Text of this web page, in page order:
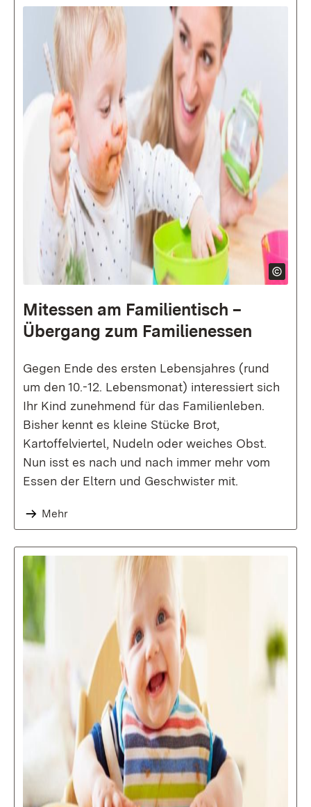
Mitessen am Familien­tisch –
Übergang zum Familien­essen
Gegen Ende des ersten Lebensjahres (rund
um den 10.-12. Lebensmonat) interessiert sich
Ihr Kind zunehmend für das Familienleben.
Bisher kennt es kleine Stücke Brot,
Kartoffelviertel, Nudeln oder weiches Obst.
Nun isst es nach und nach immer mehr vom
Essen der Eltern und Geschwister mit.
Mehr